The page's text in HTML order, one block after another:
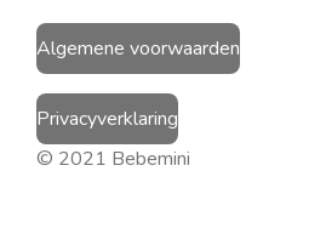
Algemene voorwaarden
Privacyverklaring
© 2021 Bebemini